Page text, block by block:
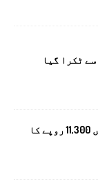
ٹکرا گیا
پاکستان میں سونے کی قیمت میں 11,300 روپے کا